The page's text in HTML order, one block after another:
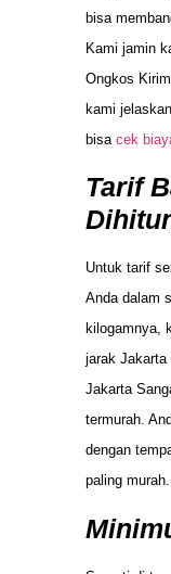
bisa
Kami jamin
Ongkos
kami
bisa cek
Tarif
Untuk tarif
Anda dalam
kilogamnya,
jarak Jakarta
Jakarta
termurah.
dengan
paling murah.